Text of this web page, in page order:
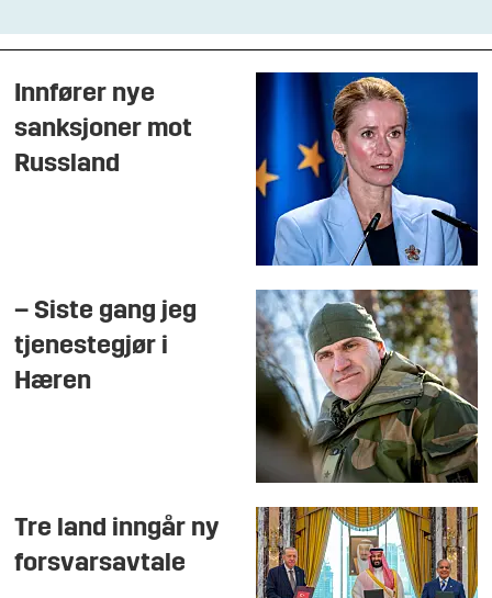
Innfører nye
sanksjoner mot
Russland
– Siste gang jeg
tjenestegjør i
Hæren
Tre land inngår ny
forsvarsavtale